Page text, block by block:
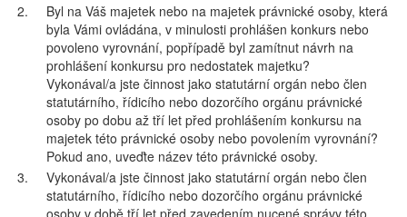
2.
Byl na Váš majetek nebo na majetek právnické osoby, která
byla Vámi ovládána, v minulosti prohlášen konkurs nebo
povoleno vyrovnání, popřípadě byl zamítnut návrh na
prohlášení konkursu pro nedostatek majetku?
Vykonával/a jste činnost jako statutární orgán nebo člen
statutárního, řídicího nebo dozorčího orgánu právnické
osoby po dobu až tří let před prohlášením konkursu na
majetek této právnické osoby nebo povolením vyrovnání?
Pokud ano, uveďte název této právnické osoby.
3.
Vykonával/a jste činnost jako statutární orgán nebo člen
statutárního, řídicího nebo dozorčího orgánu právnické
osoby v době tří let před zavedením nucené správy této